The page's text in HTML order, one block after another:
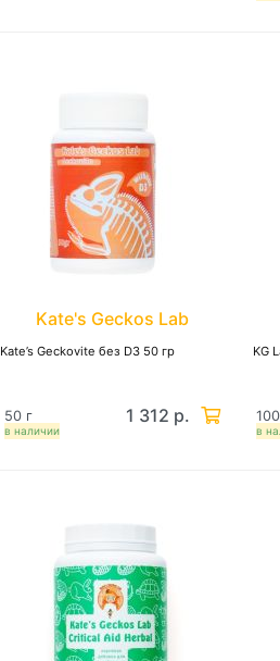
Kate's Geckos Lab
Kate’s Geckovite без D3 50 гр
в наличии
50 г 1 312 р.
KG
в